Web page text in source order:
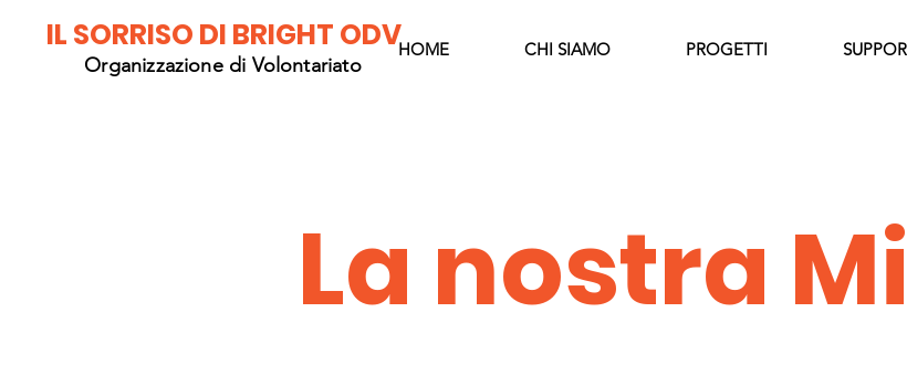
HOME CHI SIAMO PROGETTI
Organizzazione di Volontariato
IL SORRISO DI BRIGHT ODV
La nostra